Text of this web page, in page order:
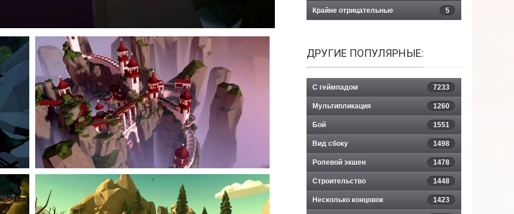
Крайне отрицательные 5
ДРУГИЕ ПОПУЛЯРНЫЕ:
С геймпадом 7233
Мультипликация 1260
Бой 1551
Вид сбоку 1498
Ролевой экшен 1478
Строительство 1448
Несколько концовок 1423